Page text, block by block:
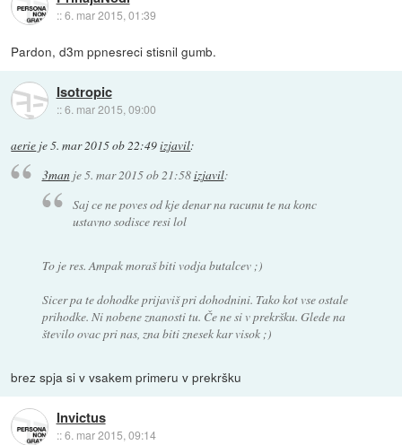
::6. mar 2015, 01:39
Pardon, d3m ppnesreci stisnil gumb.
Isotropic
::6. mar 2015, 09:00
aerie je5. mar 2015 ob 22:49izjavil:
3manje5. mar 2015 ob 21:58izjavil:
Saj ce ne poves od kje denar na racunu te na konc
ustavno sodisce resi lol
To je res. Ampak moraš biti vodja butalcev ;)
Sicer pa te dohodke prijaviš pri dohodnini. Tako kot vse ostale
prihodke. Ni nobene znanosti tu. Če ne si v prekršku. Glede na
število ovac pri nas, zna biti znesek kar visok ;)
brez spja si v vsakem primeru v prekršku
Invictus
::6. mar 2015, 09:14